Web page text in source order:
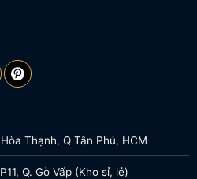
Thạnh, Q Tân Phú, HCM
Q. Gò Vấp (Kho sỉ, lẻ)